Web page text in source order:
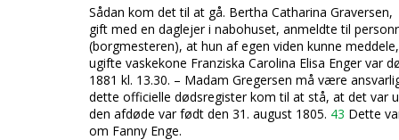
Sådan kom det til at gå. Bertha Catharina Graversen,
gift med en daglejer i nabohuset, anmeldte til
(borgmesteren), at hun af egen viden kunne
ugifte vaskekone Franziska Carolina Elisa Enger var
1881 kl. 13.30. – Madam Gregersen må være
dette officielle dødsregister kom til at stå, at det var
den afdøde var født den 31. august 1805. 43 Dette
om Fanny Enge.